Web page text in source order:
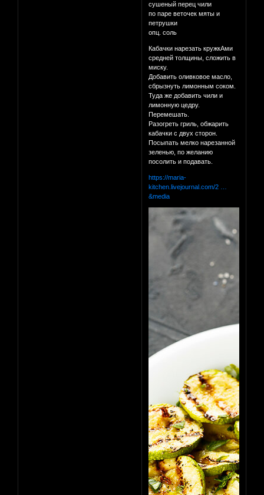
сушеный перец чили
по паре веточек мяты и
петрушки
опц. соль
Кабачки нарезать кружкАми
средней толщины, сложить в
миску.
Добавить оливковое масло,
сбрызнуть лимонным соком.
Туда же добавить чили и
лимонную цедру.
Перемешать.
Разогреть гриль, обжарить
кабачки с двух сторон.
Посыпать мелко нарезанной
зеленью, по желанию
посолить и подавать.
https://maria-
kitchen.livejournal.com/2 …
&media